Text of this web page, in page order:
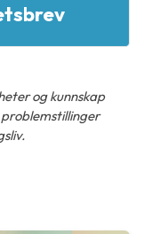
og kunnskap